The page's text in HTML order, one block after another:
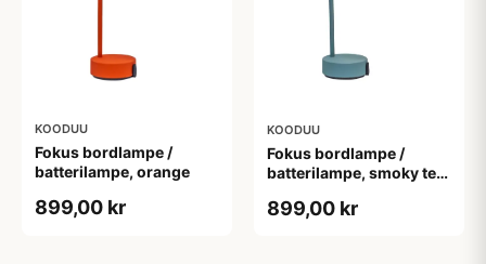
KOODUU
Fokus bordlampe /
batterilampe, orange
899,00 kr
KOODUU
Fokus bordlampe /
batterilampe, smoky teal
899,00 kr